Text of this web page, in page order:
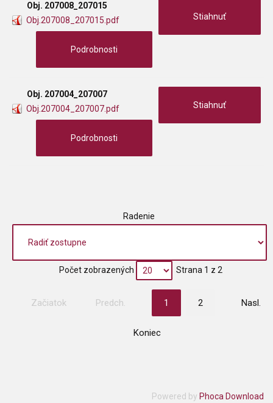
Obj. 207008_207015
Obj.207008_207015.pdf
Stiahnuť
Podrobnosti
Obj. 207004_207007
Obj.207004_207007.pdf
Stiahnuť
Podrobnosti
Radenie
Počet zobrazených Strana 1 z 2
Začiatok Predch. 1 2 Nasl.
Koniec
Powered by Phoca Download